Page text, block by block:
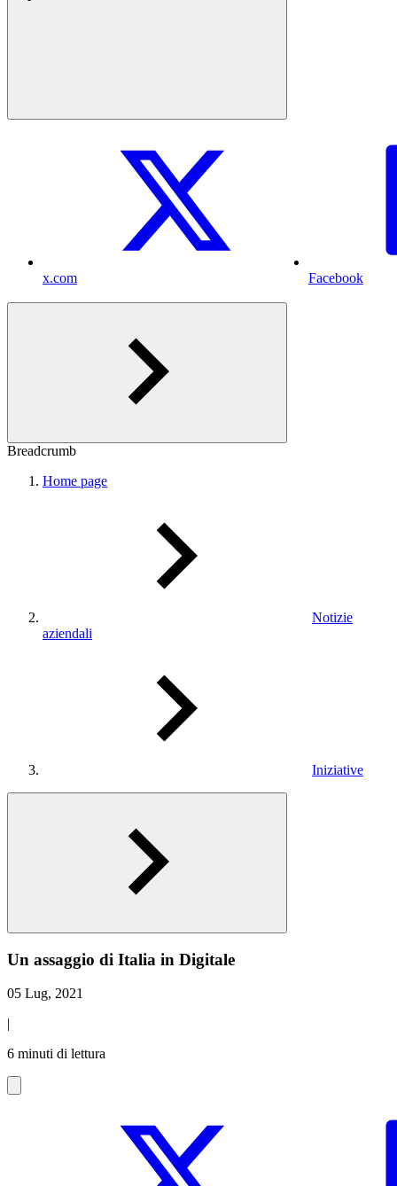
x.com Facebook
Breadcrumb
Home page
Notizie
aziendali
Iniziative
Un assaggio di Italia in Digitale
05 Lug, 2021
|
6 minuti di lettura